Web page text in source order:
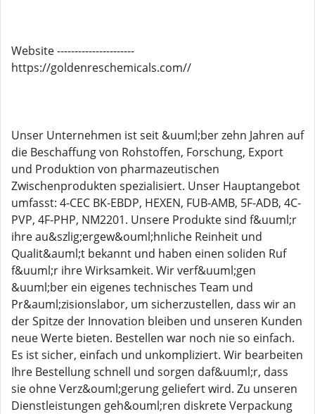
Website ----------------------
https://goldenreschemicals.com//
Unser Unternehmen ist seit &uuml;ber zehn Jahren auf
die Beschaffung von Rohstoffen, Forschung, Export
und Produktion von pharmazeutischen
Zwischenprodukten spezialisiert. Unser Hauptangebot
umfasst: 4-CEC BK-EBDP, HEXEN, FUB-AMB, 5F-ADB, 4C-
PVP, 4F-PHP, NM2201. Unsere Produkte sind f&uuml;r
ihre au&szlig;ergew&ouml;hnliche Reinheit und
Qualit&auml;t bekannt und haben einen soliden Ruf
f&uuml;r ihre Wirksamkeit. Wir verf&uuml;gen
&uuml;ber ein eigenes technisches Team und
Pr&auml;zisionslabor, um sicherzustellen, dass wir an
der Spitze der Innovation bleiben und unseren Kunden
neue Werte bieten. Bestellen war noch nie so einfach.
Es ist sicher, einfach und unkompliziert. Wir bearbeiten
Ihre Bestellung schnell und sorgen daf&uuml;r, dass
sie ohne Verz&ouml;gerung geliefert wird. Zu unseren
Dienstleistungen geh&ouml;ren diskrete Verpackung